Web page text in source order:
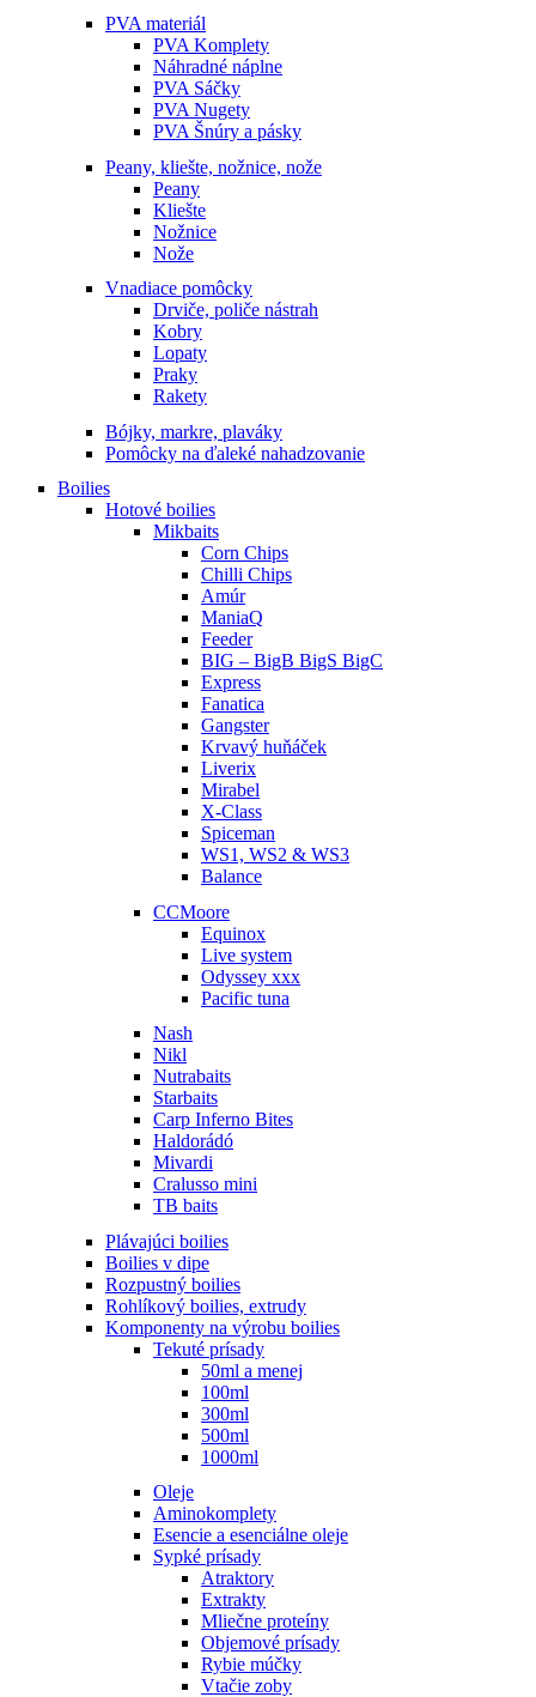
PVA materiál
PVA Komplety
Náhradné náplne
PVA Sáčky
PVA Nugety
PVA Šnúry a pásky
Peany, kliešte, nožnice, nože
Peany
Kliešte
Nožnice
Nože
Vnadiace pomôcky
Drviče, poliče nástrah
Kobry
Lopaty
Praky
Rakety
Bójky, markre, plaváky
Pomôcky na ďaleké nahadzovanie
Boilies
Hotové boilies
Mikbaits
Corn Chips
Chilli Chips
Amúr
ManiaQ
Feeder
BIG – BigB BigS BigC
Express
Fanatica
Gangster
Krvavý huňáček
Liverix
Mirabel
X-Class
Spiceman
WS1, WS2 & WS3
Balance
CCMoore
Equinox
Live system
Odyssey xxx
Pacific tuna
Nash
Nikl
Nutrabaits
Starbaits
Carp Inferno Bites
Haldorádó
Mivardi
Cralusso mini
TB baits
Plávajúci boilies
Boilies v dipe
Rozpustný boilies
Rohlíkový boilies, extrudy
Komponenty na výrobu boilies
Tekuté prísady
50ml a menej
100ml
300ml
500ml
1000ml
Oleje
Aminokomplety
Esencie a esenciálne oleje
Sypké prísady
Atraktory
Extrakty
Mliečne proteíny
Objemové prísady
Rybie múčky
Vtačie zoby